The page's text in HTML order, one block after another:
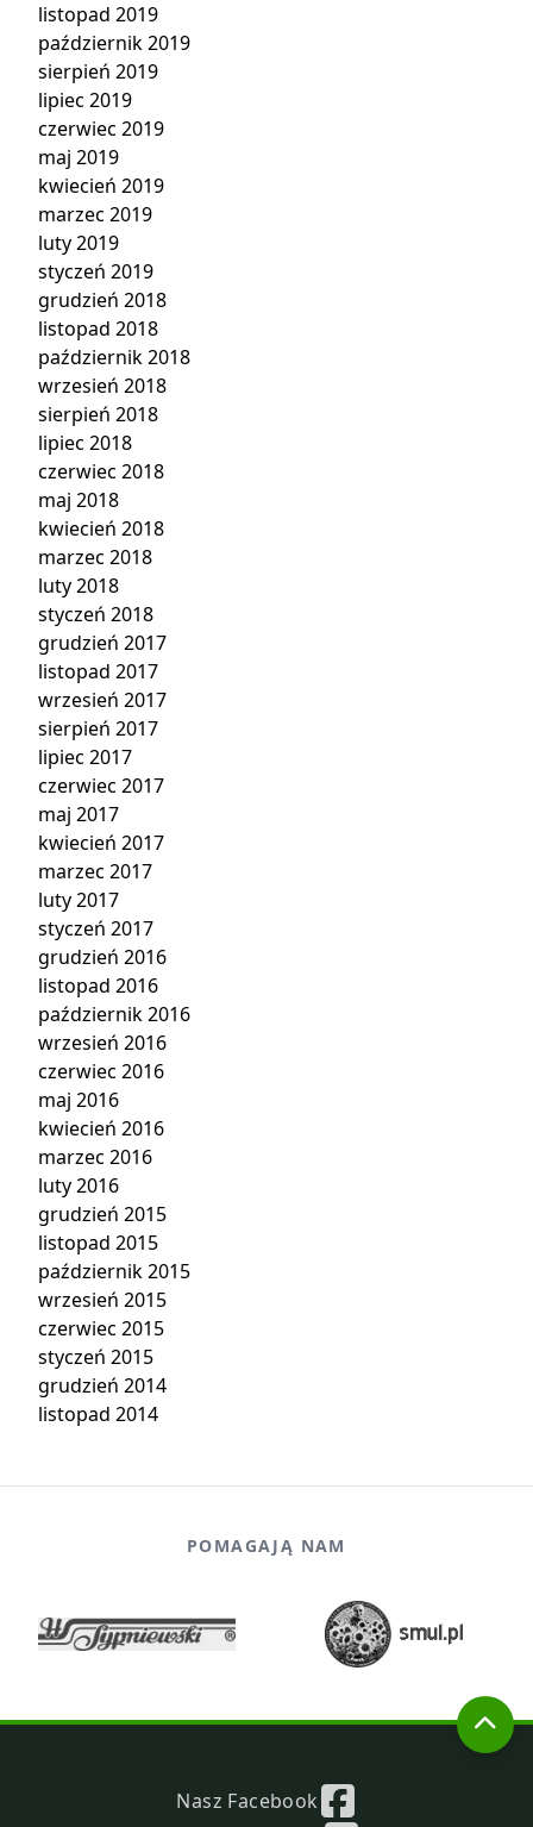
listopad 2019
październik 2019
sierpień 2019
lipiec 2019
czerwiec 2019
maj 2019
kwiecień 2019
marzec 2019
luty 2019
styczeń 2019
grudzień 2018
listopad 2018
październik 2018
wrzesień 2018
sierpień 2018
lipiec 2018
czerwiec 2018
maj 2018
kwiecień 2018
marzec 2018
luty 2018
styczeń 2018
grudzień 2017
listopad 2017
wrzesień 2017
sierpień 2017
lipiec 2017
czerwiec 2017
maj 2017
kwiecień 2017
marzec 2017
luty 2017
styczeń 2017
grudzień 2016
listopad 2016
październik 2016
wrzesień 2016
czerwiec 2016
maj 2016
kwiecień 2016
marzec 2016
luty 2016
grudzień 2015
listopad 2015
październik 2015
wrzesień 2015
czerwiec 2015
styczeń 2015
grudzień 2014
listopad 2014
POMAGAJĄ NAM
Nasz Facebook